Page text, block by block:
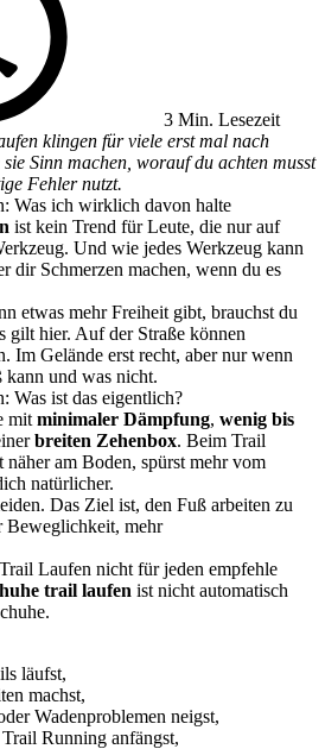
3 Min. Lesezeit
klingen für viele erst mal nach
Sinn machen, worauf du achten musst
Fehler nutzt.
Was ich wirklich davon halte
ist kein Trend für Leute, die nur auf
Und wie jedes Werkzeug kann
dir Schmerzen machen, wenn du es
etwas mehr Freiheit gibt, brauchst du
gilt hier. Auf der Straße können
Im Gelände erst recht, aber nur wenn
kann und was nicht.
Was ist das eigentlich?
mit minimaler Dämpfung, wenig bis
breiten Zehenbox. Beim Trail
am Boden, spürst mehr vom
natürlicher.
Das Ziel ist, den Fuß arbeiten zu
Beweglichkeit, mehr
Laufen nicht für jeden empfehle
trail laufen ist nicht automatisch
läufst,
machst,
Wadenproblemen neigst,
Running anfängst,